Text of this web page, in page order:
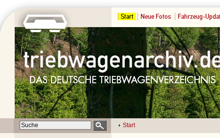
Start Neue Fotos Fahrzeug-
Start